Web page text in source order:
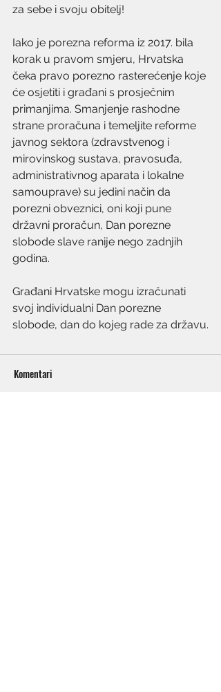
za sebe i svoju obitelj!
Iako je porezna reforma iz 2017. bila
korak u pravom smjeru, Hrvatska
čeka pravo porezno rasterećenje koje
će osjetiti i građani s prosječnim
primanjima. Smanjenje rashodne
strane proračuna i temeljite reforme
javnog sektora (zdravstvenog i
mirovinskog sustava, pravosuđa,
administrativnog aparata i lokalne
samouprave) su jedini način da
porezni obveznici, oni koji pune
državni proračun, Dan porezne
slobode slave ranije nego zadnjih
godina.
Građani Hrvatske mogu izračunati
svoj individualni Dan porezne
slobode, dan do kojeg rade za državu.
Komentari